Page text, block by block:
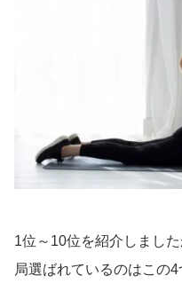
1位～10位を紹介しまし
局選ばれているのはこの4